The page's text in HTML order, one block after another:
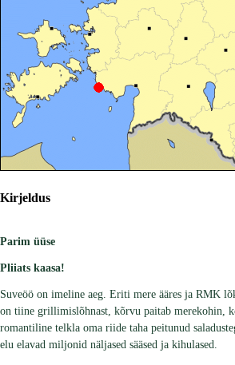
Kirjeldus
Parim üüse
Pliiats kaasa!
Suveöö on imeline aeg. Eriti mere ääres ja RMK
on tiine grillimislõhnast, kõrvu paitab merekohin,
romantiline telkla oma riide taha peitunud
elu elavad miljonid näljased sääsed ja kihulased.